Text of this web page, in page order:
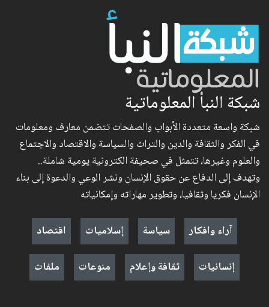
شبكة النبأ المعلوماتية
شبكة واسعة متعددة الأبواب والصفحات تتضمن معارف ومعلومات
في الفكر والثقافة والدين والتراث والسياسة والاقتصاد والاجتماع
والعلوم وغيرها، تتمثل في صحيفة الكترونية يومية شاملة..
وتهدف إلى الدفاع عن حقوق الإنسان ونشر الوعي والدعوة إلى بناء
الإنسان فكريا وثقافيا، وتطوير مهاراته وإمكانياته
آراء وافكار
سياسة إسلاميات
اقتصاد
إنسانيات
ثقافة وإعلام منوعات ملفات